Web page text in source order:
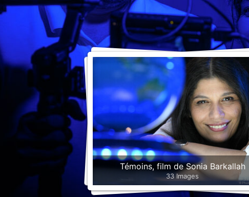
Témoins, film de Sonia Barkallah
33 Images